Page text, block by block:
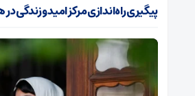
پیگیری راه‌اندازی مرکز امید و زندگی